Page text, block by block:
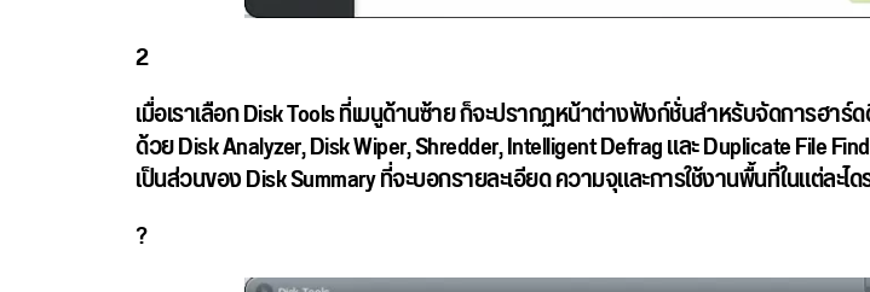
2
เมื่อเราเลือก Disk Tools ที่เมนูด้านซ้าย ก็จะปรากฏหน้าต่างฟังก์ชั่นสำหรับจัดการฮา
ด้วย Disk Analyzer, Disk Wiper, Shredder, Intelligent Defrag และ Duplicate File
เป็นส่วนของ Disk Summary ที่จะบอกรายละเอียด ความจุและการใช้งานพื้นที่ในแต่ละไ
?